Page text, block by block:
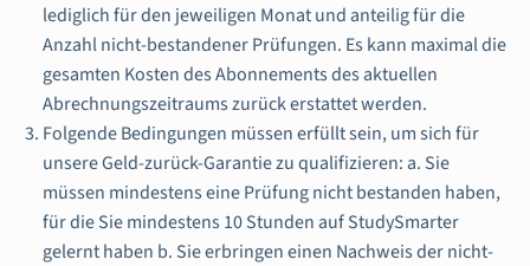
lediglich für den jeweiligen Monat und anteilig für die
Anzahl nicht-bestandener Prüfungen. Es kann maximal die
gesamten Kosten des Abonnements des aktuellen
Abrechnungszeitraums zurück erstattet werden.
Folgende Bedingungen müssen erfüllt sein, um sich für
unsere Geld-zurück-Garantie zu qualifizieren: a. Sie
müssen mindestens eine Prüfung nicht bestanden haben,
für die Sie mindestens 10 Stunden auf StudySmarter
gelernt haben b. Sie erbringen einen Nachweis der nicht-